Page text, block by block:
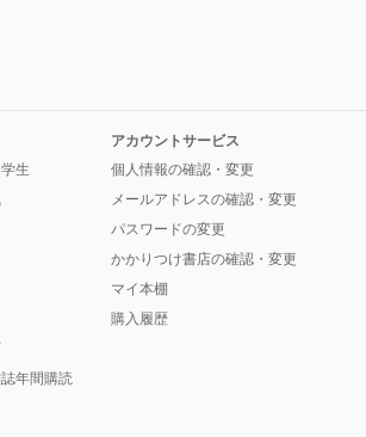
生
年間購読
アカウントサービス
個人情報の確認・変更
メールアドレスの確認・変更
パスワードの変更
かかりつけ書店の確認・変更
マイ本棚
購入履歴